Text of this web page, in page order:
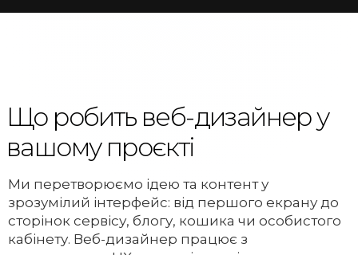
Що робить веб-дизайнер у
вашому проєкті
Ми перетворюємо ідею та контент у
зрозумілий інтерфейс: від першого екрану до
сторінок сервісу, блогу, кошика чи особистого
кабінету. Веб-дизайнер працює з